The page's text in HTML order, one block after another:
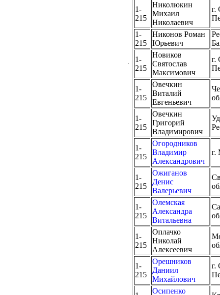
1-
215
Николюкин
Михаил
Николаевич
г.
1-
215
Никонов Роман
Юрьевич
1-
215
Новиков
Святослав
Максимович
г.
1-
215
Овечкин
Виталий
Евгеньевич
1-
215
Овечкин
Григорий
Владимирович
1-
215
Огородников
Владимир
Александрович
г.
1-
215
Ожиганов
Денис
Валерьевич
1-
215
Олемская
Александра
Витальевна
1-
215
Оплачко
Николай
Алексеевич
1-
215
Орешников
Даниил
Михайлович
г.
Осипенко